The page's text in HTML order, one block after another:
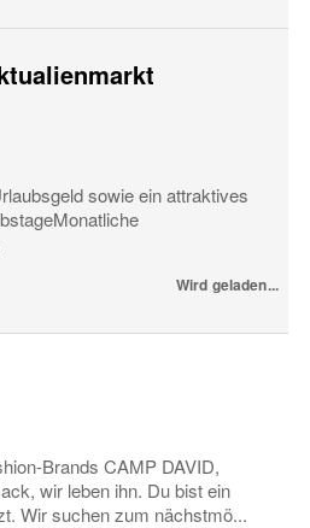
sowie ein attraktives
Wird geladen...
Brands CAMP DAVID,
wir leben ihn. Du bist ein
Wir suchen zum nächstmö...